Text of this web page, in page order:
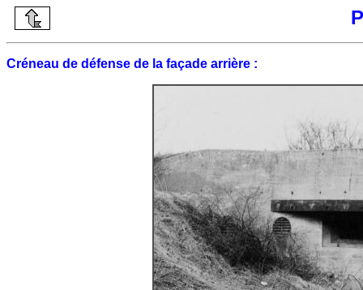
Créneau de défense de la façade arrière :